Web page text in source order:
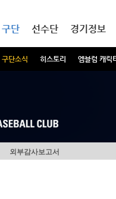
구단
구단소식 히스토리 엠블럼 캐릭
선수단 경기정보
외부감사보고서